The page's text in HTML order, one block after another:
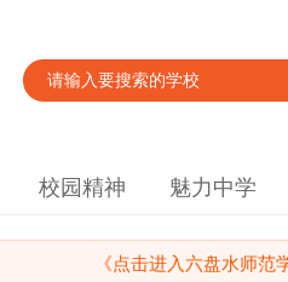
校园精神 魅力中学
《点击进入六盘水师范